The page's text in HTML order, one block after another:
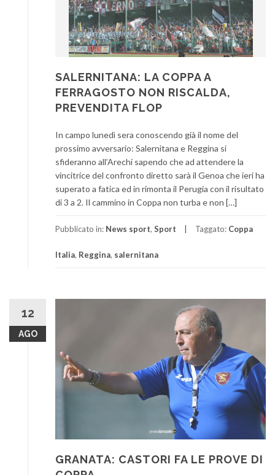
SALERNITANA: LA COPPA A
FERRAGOSTO NON RISCALDA,
PREVENDITA FLOP
In campo lunedì sera conoscendo già il nome del
prossimo avversario: Salernitana e Reggina si
sfideranno all’Arechi sapendo che ad attendere la
vincitrice del confronto diretto sarà il Genoa che ieri ha
superato a fatica ed in rimonta il Perugia con il risultato
di 3 a 2. Il cammino in Coppa non turba e non […]
Pubblicato in: News sport, Sport Taggato: Coppa
Italia, Reggina, salernitana
12
AGO
GRANATA: CASTORI FA LE PROVE DI